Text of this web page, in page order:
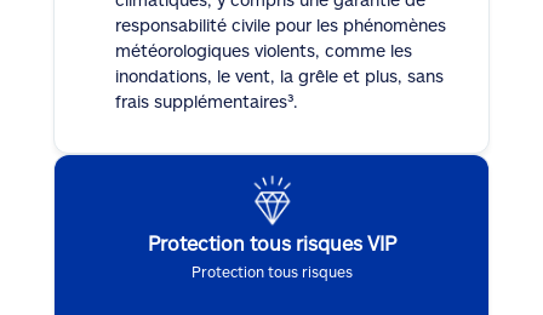
responsabilité civile pour les phénomènes
météorologiques violents, comme les
inondations, le vent, la grêle et plus, sans
frais supplémentaires³.
Protection tous risques VIP
Protection tous risques